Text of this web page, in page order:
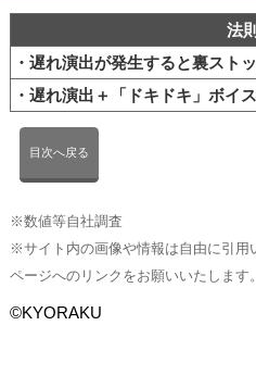
法則
・遅れ演出が発生すると裏スト
・遅れ演出＋「ドキドキ」ボイ
目次へ戻る
※数値等自社調査
※サイト内の画像や情報は自由に引用
ページへのリンクをお願いいたします。
©KYORAKU